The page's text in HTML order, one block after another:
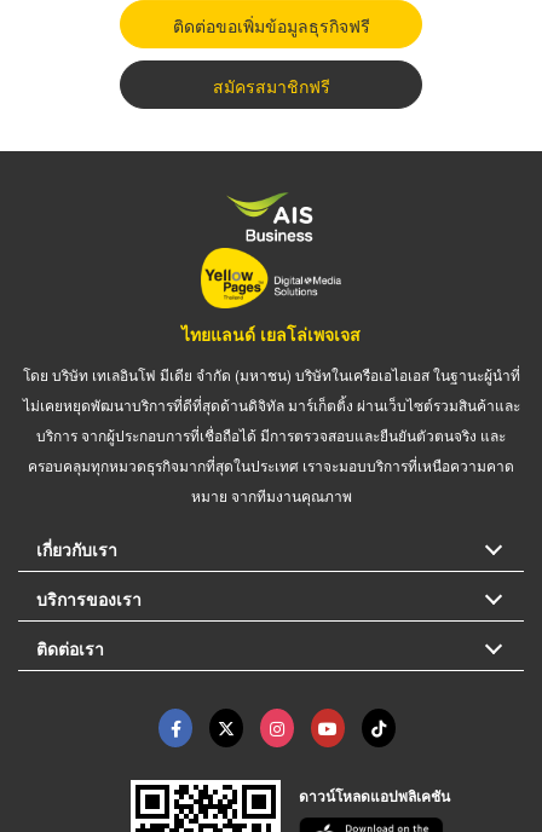
ติดต่อขอเพิ่มข้อมูลธุรกิจฟรี
สมัครสมาชิกฟรี
ไทยแลนด์ เยลโล่เพจเจส
โดย บริษัท เทเลอินโฟ มีเดีย จำกัด (มหาชน) บริษัทในเครือเอไอเอส ในฐานะผู้นำที่
ไม่เคยหยุดพัฒนาบริการที่ดีที่สุดด้านดิจิทัล มาร์เก็ตติ้ง ผ่านเว็บไซต์รวมสินค้าและ
บริการ จากผู้ประกอบการที่เชื่อถือได้ มีการตรวจสอบและยืนยันตัวตนจริง และ
ครอบคลุมทุกหมวดธุรกิจมากที่สุดในประเทศ เราจะมอบบริการที่เหนือความคาด
หมาย จากทีมงานคุณภาพ
เกี่ยวกับเรา
บริการของเรา
ติดต่อเรา
ดาวน์โหลดแอปพลิเคชัน